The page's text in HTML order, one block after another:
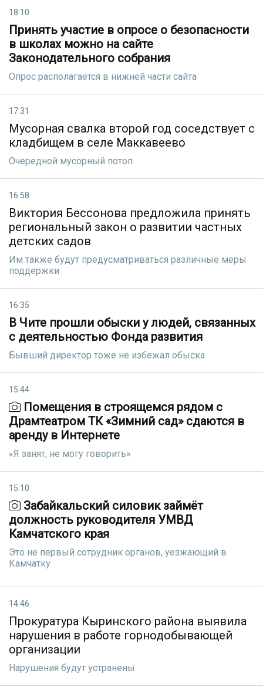
18:10
Принять участие в опросе о безопасности
в школах можно на сайте
Законодательного собрания
Опрос располагается в нижней части сайта
17:31
Мусорная свалка второй год соседствует с
кладбищем в селе Маккавеево
Очередной мусорный потоп
16:58
Виктория Бессонова предложила принять
региональный закон о развитии частных
детских садов
Им также будут предусматриваться различные меры
поддержки
16:35
В Чите прошли обыски у людей, связанных
с деятельностью Фонда развития
Бывший директор тоже не избежал обыска
15:44
Помещения в строящемся рядом с
Драмтеатром ТК «Зимний сад» сдаются в
аренду в Интернете
«Я занят, не могу говорить»
15:10
Забайкальский силовик займёт
должность руководителя УМВД
Камчатского края
Это не первый сотрудник органов, уезжающий в
Камчатку
14:46
Прокуратура Кыринского района выявила
нарушения в работе горнодобывающей
организации
Нарушения будут устранены